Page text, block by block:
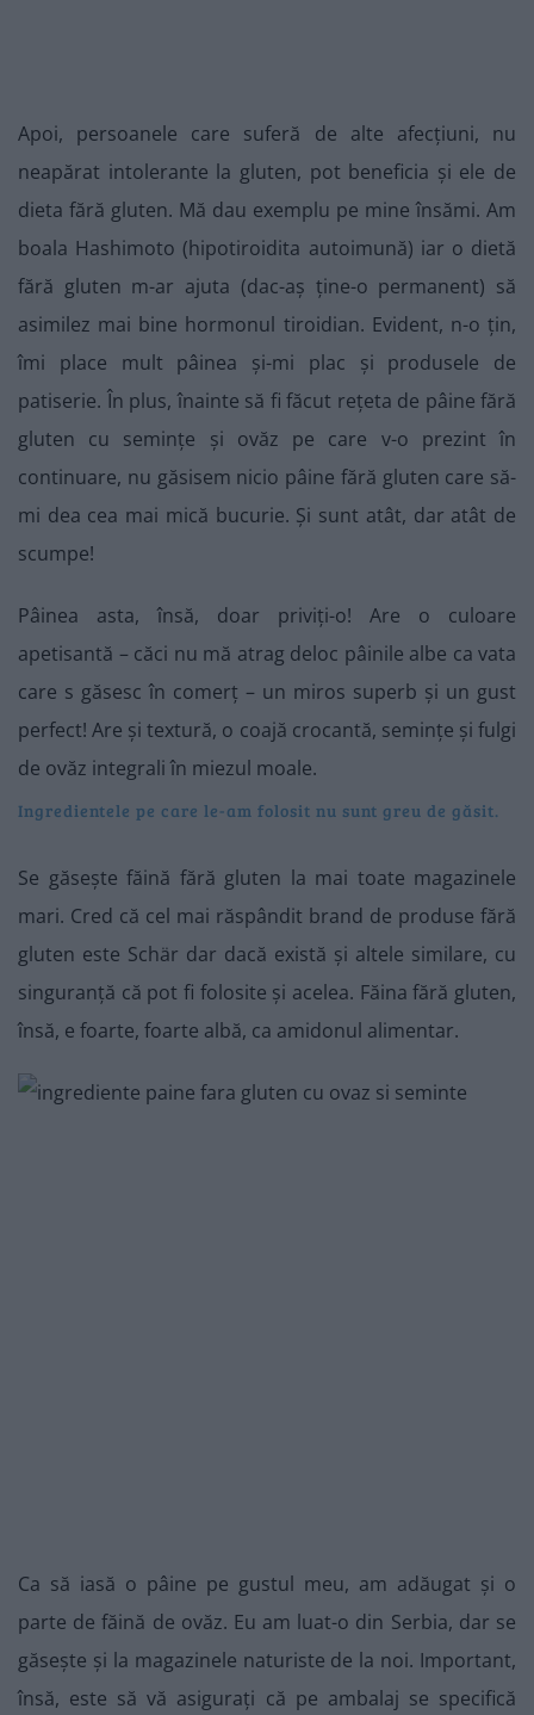
Apoi, persoanele care suferă de alte afecțiuni, nu
neapărat intolerante la gluten, pot beneficia și ele de
dieta fără gluten. Mă dau exemplu pe mine însămi. Am
boala Hashimoto (hipotiroidita autoimună) iar o dietă
fără gluten m-ar ajuta (dac-aș ține-o permanent) să
asimilez mai bine hormonul tiroidian. Evident, n-o țin,
îmi place mult pâinea și-mi plac și produsele de
patiserie. În plus, înainte să fi făcut rețeta de pâine fără
gluten cu semințe și ovăz pe care v-o prezint în
continuare, nu găsisem nicio pâine fără gluten care să-
mi dea cea mai mică bucurie. Și sunt atât, dar atât de
scumpe!
Pâinea asta, însă, doar priviți-o! Are o culoare
apetisantă – căci nu mă atrag deloc pâinile albe ca vata
care s găsesc în comerț – un miros superb și un gust
perfect! Are și textură, o coajă crocantă, semințe și fulgi
de ovăz integrali în miezul moale.
Ingredientele pe care le-am folosit nu sunt greu de găsit.
Se găsește făină fără gluten la mai toate magazinele
mari. Cred că cel mai răspândit brand de produse fără
gluten este Schär dar dacă există și altele similare, cu
singuranță că pot fi folosite și acelea. Făina fără gluten,
însă, e foarte, foarte albă, ca amidonul alimentar.
Ca să iasă o pâine pe gustul meu, am adăugat și o
parte de făină de ovăz. Eu am luat-o din Serbia, dar se
găsește și la magazinele naturiste de la noi. Important,
însă, este să vă asigurați că pe ambalaj se specifică